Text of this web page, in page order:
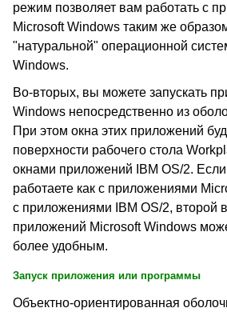
режим позволяет вам работать с
Microsoft Windows таким же
"натуральной" операционной
Windows.
Во-вторых, вы можете запускать
Windows непосредственно из
При этом окна этих приложений
поверхности рабочего стола
окнами приложений IBM OS/2.
работаете как с приложениями
с приложениями IBM OS/2, второй
приложений Microsoft Windows
более удобным.
Запуск приложения или программы
Объектно-ориентированная